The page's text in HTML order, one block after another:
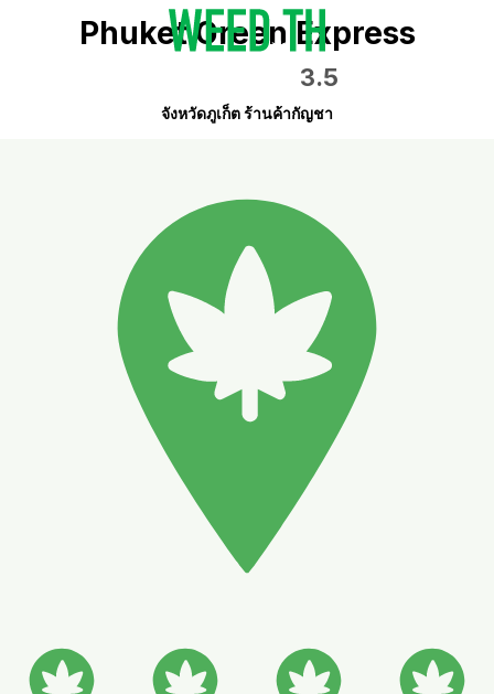
Phuket Green Express
3.5
จังหวัดภูเก็ต ร้านค้ากัญชา